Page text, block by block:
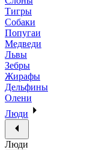
Тигры
Собаки
Попугаи
Медведи
Львы
Зебры
Жирафы
Дельфины
Олени
Люди
Люди